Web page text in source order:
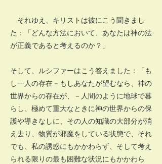
それゆえ、キリストは彼にこう聞きまし
た：「どんな方法において、あなたは神の法
が正義であると考えるのか？」
そして、ルシファーはこう答えました：「も
し一人の存在－もしあなたが望むなら、神の
世界からの存在が、－人間のように地球で暮
らし、極めて重大なときに神の世界からの保
護や導きなしに、その人の知識の大部分が消
え去り、物質が邪魔をしている状態で、それ
でも、私の誘惑にもかかわらず、そして考え
られる限りの最も困難な状況にもかかわら